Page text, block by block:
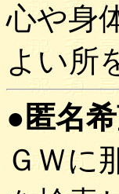
心や身
よい所
●匿名
ＧＷに